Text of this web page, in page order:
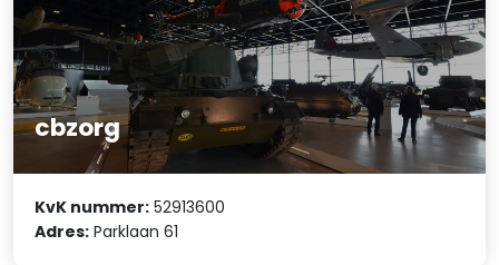
cbzorg
KvK nummer: 52913600
Adres: Parklaan 61